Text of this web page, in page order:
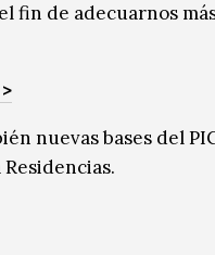
de adecuarnos
nuevas bases del